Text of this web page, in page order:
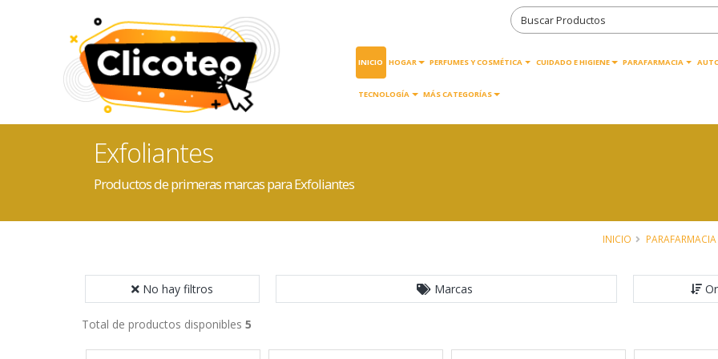
INICIO HOGAR PERFUMES Y COSMÉTICA CUIDADO E HIGIENE PARAFARMACIA
TECNOLOGÍA MÁS CATEGORÍAS
Exfoliantes
Productos de primeras marcas para Exfoliantes
INICIO PARAFARMACIA
No hay filtros Marcas
Total de productos disponibles 5